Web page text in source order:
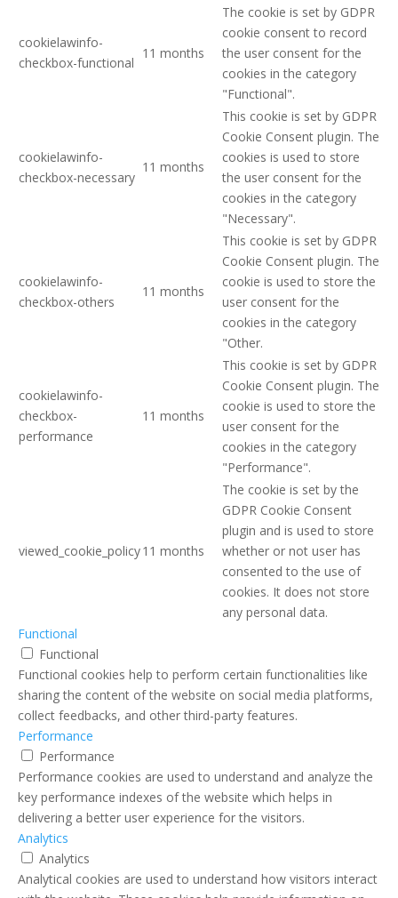
cookielawinfo-
checkbox-functional
11 months
The cookie is set by GDPR
cookie consent to record
the user consent for the
cookies in the category
"Functional".
cookielawinfo-
checkbox-necessary
11 months
This cookie is set by GDPR
Cookie Consent plugin. The
cookies is used to store
the user consent for the
cookies in the category
"Necessary".
cookielawinfo-
checkbox-others
11 months
This cookie is set by GDPR
Cookie Consent plugin. The
cookie is used to store the
user consent for the
cookies in the category
"Other.
cookielawinfo-
checkbox-
performance
11 months
This cookie is set by GDPR
Cookie Consent plugin. The
cookie is used to store the
user consent for the
cookies in the category
"Performance".
viewed_cookie_policy11 months
The cookie is set by the
GDPR Cookie Consent
plugin and is used to store
whether or not user has
consented to the use of
cookies. It does not store
any personal data.
Functional
Functional
Functional cookies help to perform certain functionalities like
sharing the content of the website on social media platforms,
collect feedbacks, and other third-party features.
Performance
Performance
Performance cookies are used to understand and analyze the
key performance indexes of the website which helps in
delivering a better user experience for the visitors.
Analytics
Analytics
Analytical cookies are used to understand how visitors interact